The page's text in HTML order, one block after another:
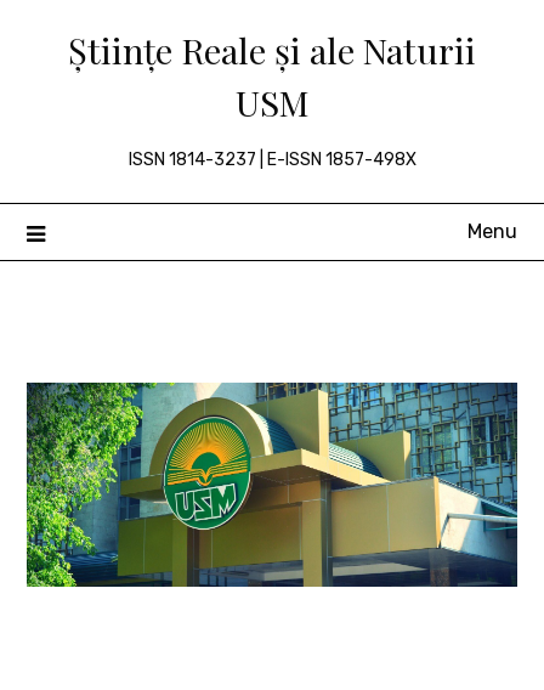
Științe Reale și ale Naturii
USM
ISSN 1814-3237 | E-ISSN 1857-498X
Menu